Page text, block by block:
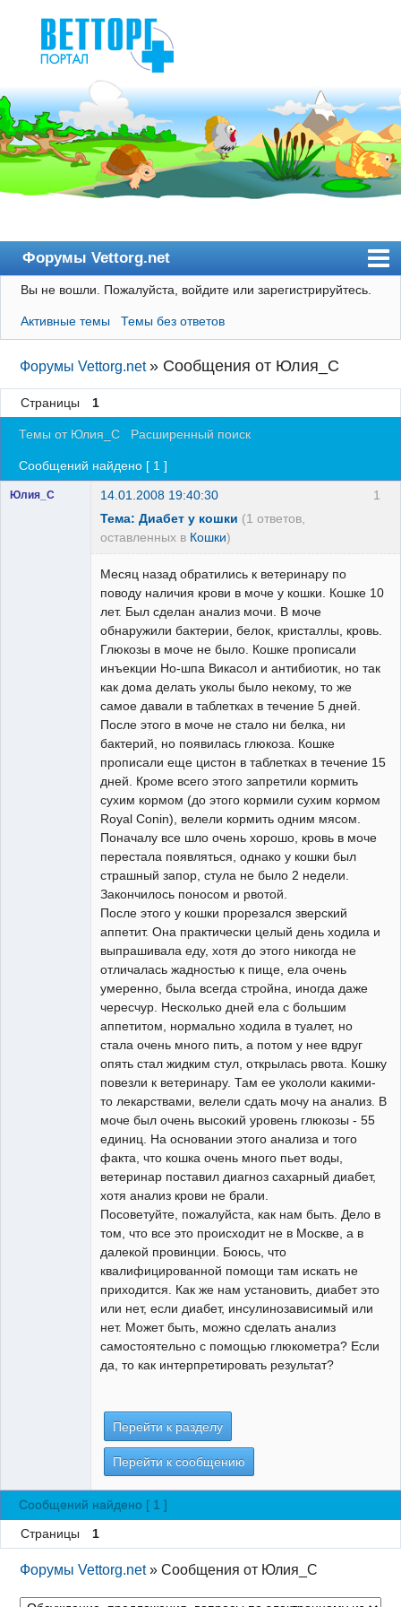
Форумы Vettorg.net
Главная
Пользователи
Правила
Поиск
Регистрация
Вход
Вы не вошли. Пожалуйста, войдите или зарегистрируйтесь.
Активные темы Темы без ответов
Форумы Vettorg.net » Сообщения от Юлия_С
Страницы 1
Темы от Юлия_С Расширенный поиск
Сообщений найдено [ 1 ]
1
Юлия_С
14.01.2008 19:40:30
Тема: Диабет у кошки (1 ответов,
оставленных в Кошки)
Месяц назад обратились к ветеринару по
поводу наличия крови в моче у кошки. Кошке 10
лет. Был сделан анализ мочи. В моче
обнаружили бактерии, белок, кристаллы, кровь.
Глюкозы в моче не было. Кошке прописали
инъекции Но-шпа Викасол и антибиотик, но так
как дома делать уколы было некому, то же
самое давали в таблетках в течение 5 дней.
После этого в моче не стало ни белка, ни
бактерий, но появилась глюкоза. Кошке
прописали еще цистон в таблетках в течение 15
дней. Кроме всего этого запретили кормить
сухим кормом (до этого кормили сухим кормом
Royal Conin), велели кормить одним мясом.
Поначалу все шло очень хорошо, кровь в моче
перестала появляться, однако у кошки был
страшный запор, стула не было 2 недели.
Закончилось поносом и рвотой.
После этого у кошки прорезался зверский
аппетит. Она практически целый день ходила и
выпрашивала еду, хотя до этого никогда не
отличалась жадностью к пище, ела очень
умеренно, была всегда стройна, иногда даже
чересчур. Несколько дней ела с большим
аппетитом, нормально ходила в туалет, но
стала очень много пить, а потом у нее вдруг
опять стал жидким стул, открылась рвота. Кошку
повезли к ветеринару. Там ее укололи какими-
то лекарствами, велели сдать мочу на анализ. В
моче был очень высокий уровень глюкозы - 55
единиц. На основании этого анализа и того
факта, что кошка очень много пьет воды,
ветеринар поставил диагноз сахарный диабет,
хотя анализ крови не брали.
Посоветуйте, пожалуйста, как нам быть. Дело в
том, что все это происходит не в Москве, а в
далекой провинции. Боюсь, что
квалифицированной помощи там искать не
приходится. Как же нам установить, диабет это
или нет, если диабет, инсулинозависимый или
нет. Может быть, можно сделать анализ
самостоятельно с помощью глюкометра? Если
да, то как интерпретировать результат?
Перейти к разделу
Перейти к сообщению
Сообщений найдено [ 1 ]
Страницы 1
Форумы Vettorg.net »Сообщения от Юлия_С